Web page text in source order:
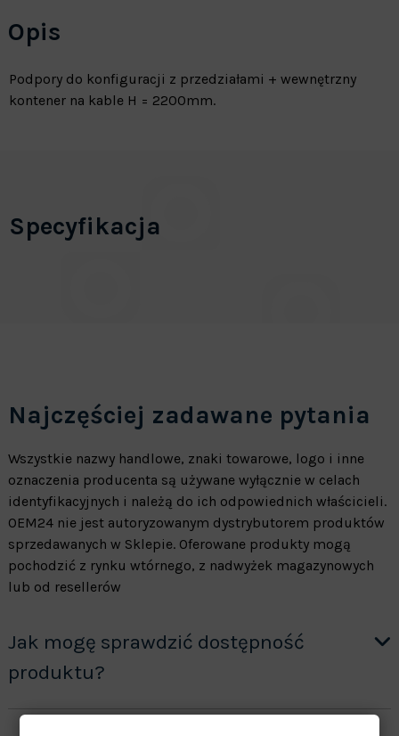
Opis
Podpory do konfiguracji z przedziałami + wewnętrzny
kontener na kable H = 2200mm.
Specyfikacja
Najczęściej zadawane pytania
Wszystkie nazwy handlowe, znaki towarowe, logo i inne
oznaczenia producenta są używane wyłącznie w celach
identyfikacyjnych i należą do ich odpowiednich właścicieli.
OEM24 nie jest autoryzowanym dystrybutorem produktów
sprzedawanych w Sklepie. Oferowane produkty mogą
pochodzić z rynku wtórnego, z nadwyżek magazynowych
lub od resellerów
Jak mogę sprawdzić dostępność
produktu?